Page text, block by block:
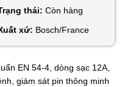
thái: Còn hàng
xứ: Bosch/France
EN 54-4, dòng sạc 12A,
giám sát pin thông minh